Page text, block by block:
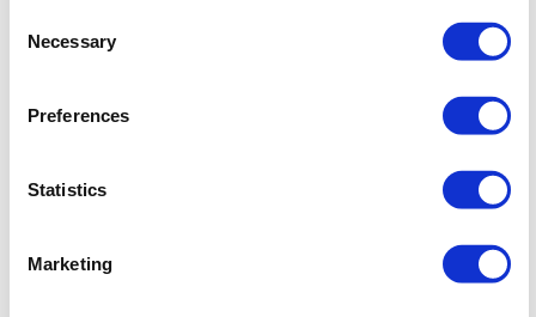
Selection
Necessary
Preferences
Statistics
Marketing
50 AI-tools en -skills gebouwd voor marketingtaken.
werken. Een paar voorbeelden van wat dat concreet
SEO-audits die eerder twee dagen kostten,
omdat AI elke pagina analyseert in plaats van een